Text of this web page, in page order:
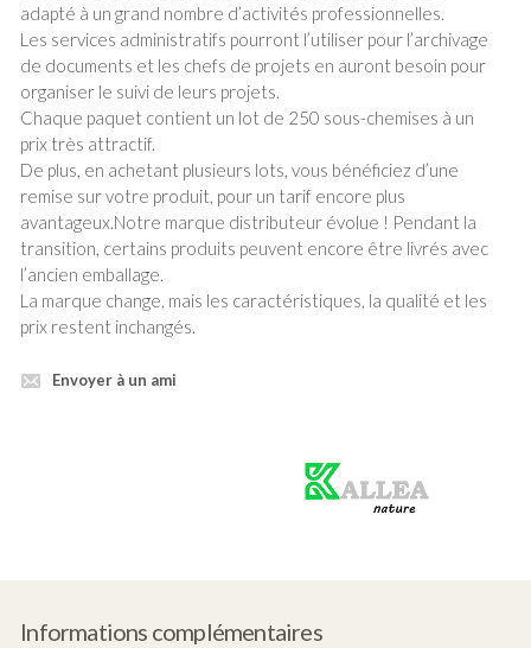
adapté à un grand nombre d’activités professionnelles.
Les services administratifs pourront l’utiliser pour l’archivage
de documents et les chefs de projets en auront besoin pour
organiser le suivi de leurs projets.
Chaque paquet contient un lot de 250 sous-chemises à un
prix très attractif.
De plus, en achetant plusieurs lots, vous bénéficiez d’une
remise sur votre produit, pour un tarif encore plus
avantageux.Notre marque distributeur évolue ! Pendant la
transition, certains produits peuvent encore être livrés avec
l’ancien emballage.
La marque change, mais les caractéristiques, la qualité et les
prix restent inchangés.
Envoyer à un ami
Informations complémentaires